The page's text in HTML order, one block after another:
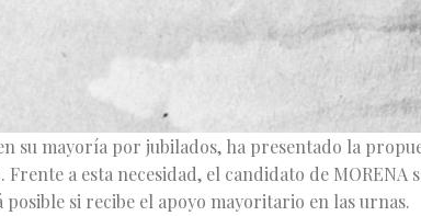
política local de Tonalá, Sergio Chávez Dávalos,
una reunión crucial con miembros de la
quienes expresaron su respaldo decidido para
su mayoría por jubilados, ha presentado la
a esta necesidad, el candidato de
si recibe el apoyo mayoritario en las urnas.